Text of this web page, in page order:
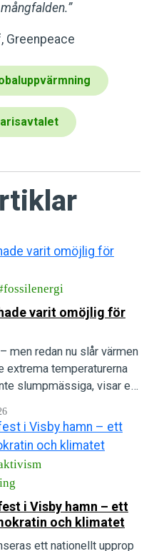
Greenpeace
fossilenergi
varit omöjlig för
men redan nu slår värmen
extrema temperaturerna
slumpmässiga, visar en
i Visby hamn – ett
och klimatet
ett nationellt upprop